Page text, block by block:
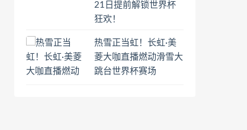
21日提前解锁世界杯
狂欢！
热雪正当虹！长虹·美
菱大咖直播燃动滑雪大
跳台世界杯赛场